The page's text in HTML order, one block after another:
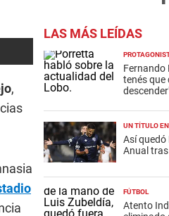
,
LAS MÁS LEÍDAS
Fernando
tenés que
UN TÍTULO
Así quedó
Anual
FÚTBOL
Atento